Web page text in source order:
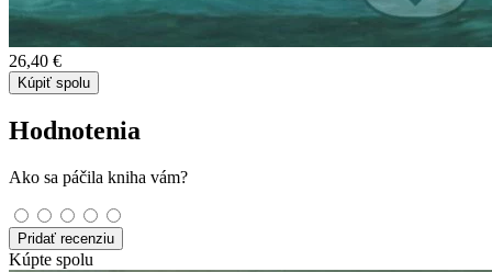
26,40 €
Kúpiť spolu
Hodnotenia
Ako sa páčila kniha vám?
Pridať recenziu
Kúpte spolu